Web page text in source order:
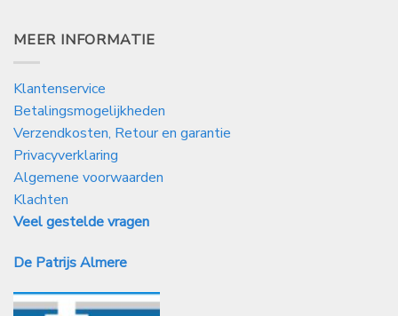
MEER INFORMATIE
Klantenservice
Betalingsmogelijkheden
Verzendkosten, Retour en garantie
Privacyverklaring
Algemene voorwaarden
Klachten
Veel gestelde vragen
De Patrijs Almere